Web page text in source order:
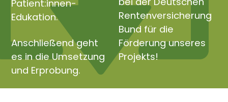
Patient:innen-
Edukation.
Anschließend geht
es in die Umsetzung
und Erprobung.
Rentenversicherung
Bund für die
Förderung unseres
Projekts!